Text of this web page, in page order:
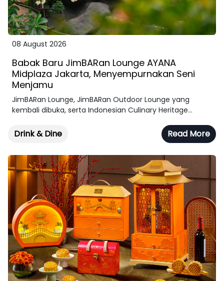
08 August 2026
Babak Baru JimBARan Lounge AYANA
Midplaza Jakarta, Menyempurnakan Seni
Menjamu
JimBARan Lounge, JimBARan Outdoor Lounge yang
kembali dibuka, serta Indonesian Culinary Heritage...
Drink & Dine Read More